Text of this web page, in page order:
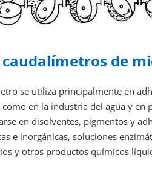
caudalímetros de
se utiliza principalmente en
en la industria del agua y
en disolventes, pigmentos y
e inorgánicas, soluciones
y otros productos químicos